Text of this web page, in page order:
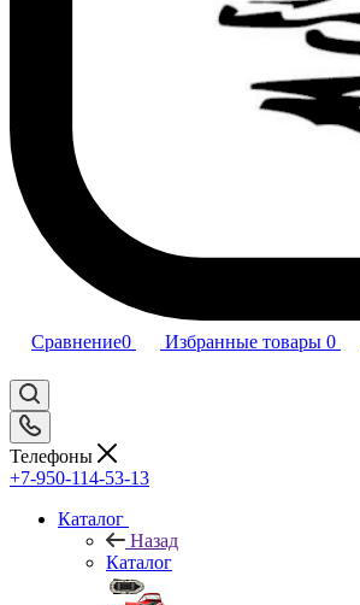
Сравнение0 Избранные товары 0
Телефоны
+7-950-114-53-13
Каталог
Назад
Каталог